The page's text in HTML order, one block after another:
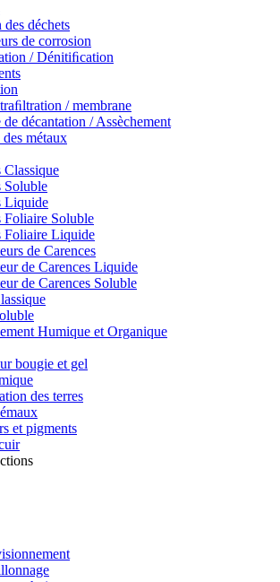
des déchets
de corrosion
/ Dénitiﬁcation
/ membrane
de décantation / Assèchement
métaux
Classique
Soluble
Liquide
Foliaire Soluble
Foliaire Liquide
de Carences
de Carences Liquide
de Carences Soluble
Humique et Organique
bougie et gel
des terres
et pigments